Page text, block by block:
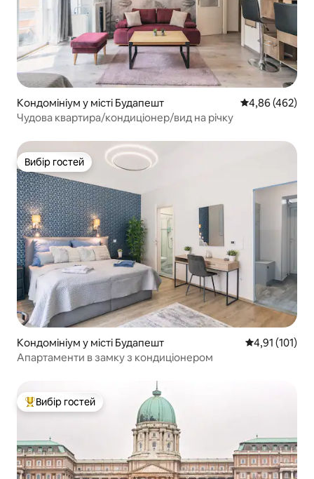
Кондомініум у місті Будапешт Середня
4,86 (462)
Чудова квартира/кондиціонер/вид на річку
Вибір гостей
Вибір гостей
Кондомініум у місті Будапешт Середня
4,91 (101)
Апартаменти в замку з кондиціонером
Топ вибір гостей
Вибір гостей